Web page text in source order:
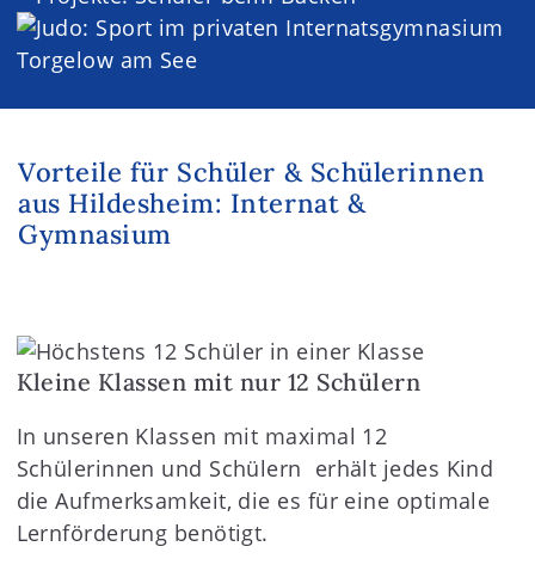
Vorteile für Schüler & Schülerinnen
aus Hildesheim: Internat &
Gymnasium
Kleine Klassen mit nur 12 Schülern
In unseren Klassen mit maximal 12
Schülerinnen und Schülern erhält jedes Kind
die Aufmerksamkeit, die es für eine optimale
Lernförderung benötigt.